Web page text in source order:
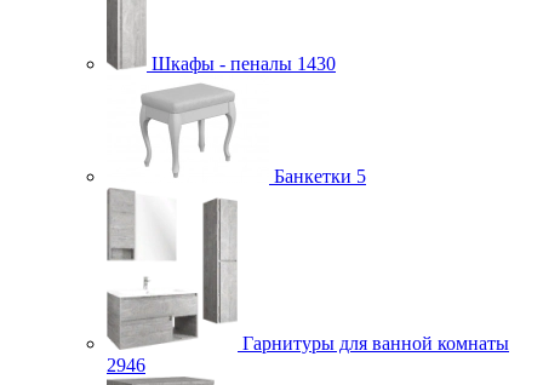
Шкафы - пеналы 1430
Банкетки 5
Гарнитуры для ванной комнаты
2946